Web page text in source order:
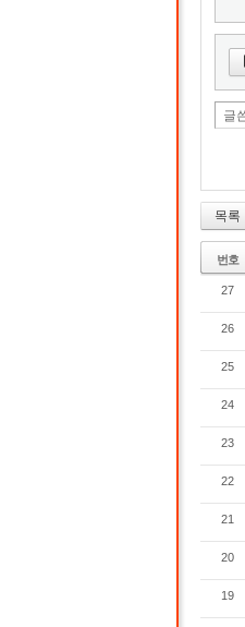
글
목록
번호
27
26
25
24
23
22
21
20
19